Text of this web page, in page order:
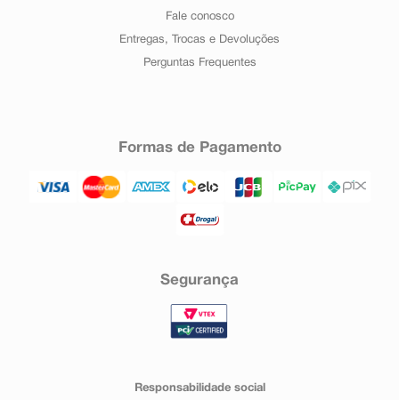
Fale conosco
Entregas, Trocas e Devoluções
Perguntas Frequentes
Formas de Pagamento
Segurança
Responsabilidade social